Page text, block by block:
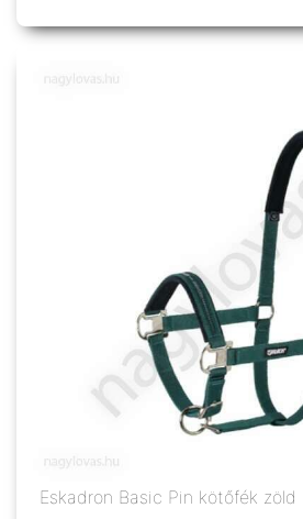
Eskadron Basic Pin kötőfék zöld